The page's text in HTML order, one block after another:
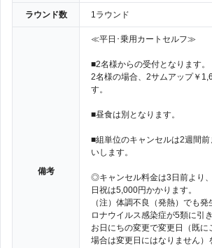
ラウンド数 1ラウンド
備考
≪平日･乗用カートセルフ≫
■2名様からの受付となります。
2名様の場合、2サムアップ￥
す。
■昼食は別となります。
■組単位のキャンセルは2週間
いします。
◎キャンセル料金は3日前より
日祝は5,000円かかります。
（注）体調不良（発熱）でも
ロナウイルス感染症が5類に引
お日にちの変更で変更日（既に
場合は変更日にはなりません）